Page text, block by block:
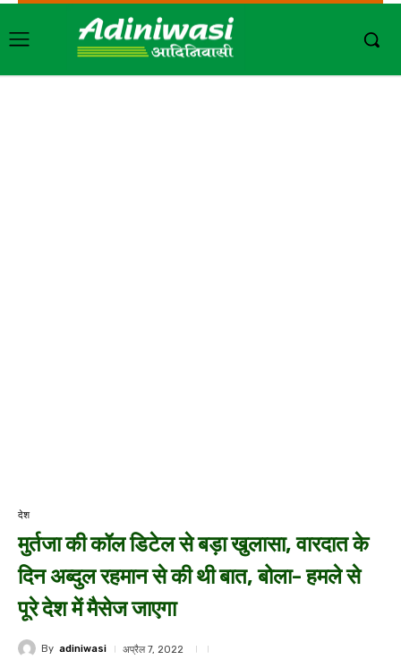
देश
मुर्तजा की कॉल डिटेल से बड़ा खुलासा, वारदात के
दिन अब्दुल रहमान से की थी बात, बोला- हमले से
पूरे देश में मैसेज जाएगा
By adiniwasi अप्रैल 7, 2022